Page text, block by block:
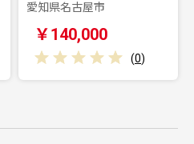
愛知県名古屋市
￥140,000
(0)